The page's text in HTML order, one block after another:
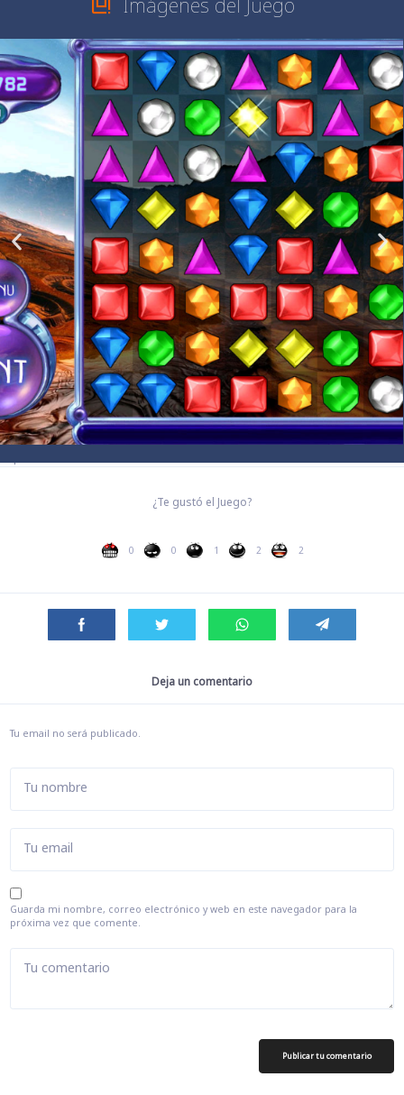
¿Te gustó el Juego?
0 0 1 2 2
Deja un comentario
Tu email no será publicado.
Tu nombre
Tu email
Guarda mi nombre, correo electrónico y web en este navegador para la
próxima vez que comente.
Tu comentario
Publicar tu comentario